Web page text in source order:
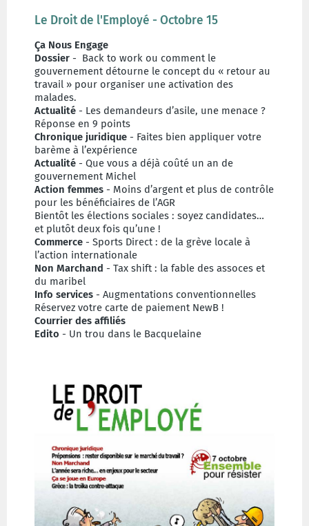
Le Droit de l'Employé - Octobre 15
Ça Nous Engage
Dossier - Back to work ou comment le
gouvernement détourne le concept du « retour au
travail » pour organiser une activation des
malades.
Actualité - Les demandeurs d’asile, une menace ?
Réponse en 9 points
Chronique juridique - Faites bien appliquer votre
barème à l’expérience
Actualité - Que vous a déjà coûté un an de
gouvernement Michel
Action femmes - Moins d’argent et plus de contrôle
pour les bénéficiaires de l’AGR
Bientôt les élections sociales : soyez candidates…
et plutôt deux fois qu’une !
Commerce - Sports Direct : de la grève locale à
l’action internationale
Non Marchand - Tax shift : la fable des assoces et
du maribel
Info services - Augmentations conventionnelles
Réservez votre carte de paiement NewB !
Courrier des affiliés
Edito - Un trou dans le Bacquelaine